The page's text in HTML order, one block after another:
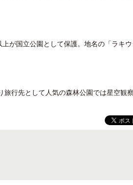
が国立公園として保護。地名の「ラキ
行先として人気の森林公園では星空観
フェ
を刷